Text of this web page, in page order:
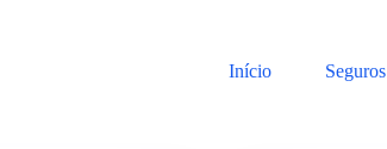
Início Seguros